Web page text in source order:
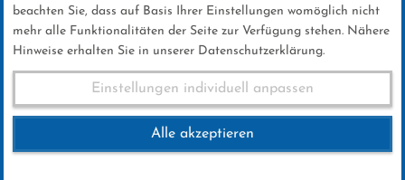
Jörg Pietschmann Trainer des
Jahres im Deutschen
Skiverband
beachten Sie, dass auf Basis Ihrer Einstellungen womöglich nicht
mehr alle Funktionalitäten der Seite zur Verfügung stehen. Nähere
Hinweise erhalten Sie in unserer Datenschutzerklärung.
Einstellungen individuell anpassen
Alle akzeptieren